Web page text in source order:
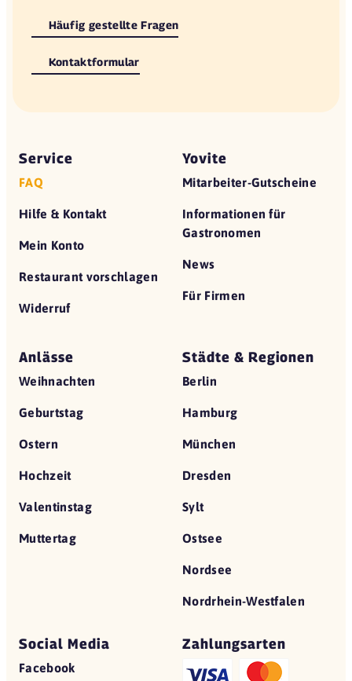
Häufig gestellte Fragen
Kontaktformular
Service
FAQ
Hilfe & Kontakt
Mein Konto
Restaurant vorschlagen
Widerruf
Yovite
Mitarbeiter-Gutscheine
Informationen für
Gastronomen
News
Für Firmen
Anlässe
Weihnachten
Geburtstag
Ostern
Hochzeit
Valentinstag
Muttertag
Städte & Regionen
Berlin
Hamburg
München
Dresden
Sylt
Ostsee
Nordsee
Nordrhein-Westfalen
Social Media
Facebook
Zahlungsarten